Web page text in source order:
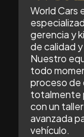
World Cars
gerencia y
de calidad
Nuestro
todo
proceso de
totalmente
con un
avanzada
vehículo.